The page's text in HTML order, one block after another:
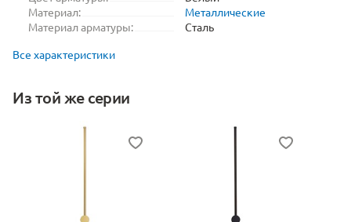
Материал:
Металлические
Материал арматуры:
Сталь
Все характеристики
Из той же серии